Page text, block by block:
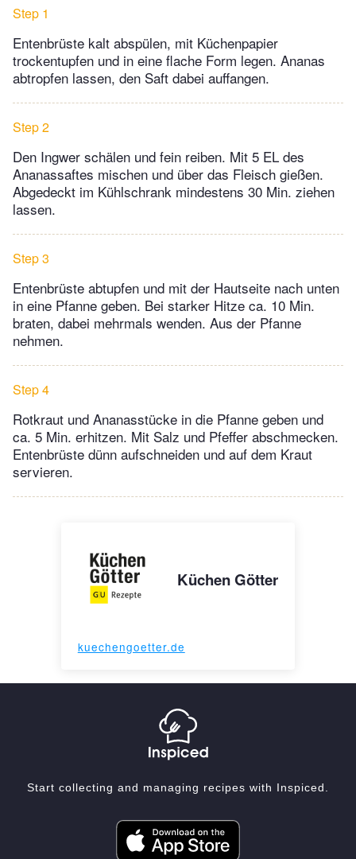
Step 1
Entenbrüste kalt abspülen, mit Küchenpapier
trockentupfen und in eine flache Form legen. Ananas
abtropfen lassen, den Saft dabei auffangen.
Step 2
Den Ingwer schälen und fein reiben. Mit 5 EL des
Ananassaftes mischen und über das Fleisch gießen.
Abgedeckt im Kühlschrank mindestens 30 Min. ziehen
lassen.
Step 3
Entenbrüste abtupfen und mit der Hautseite nach unten
in eine Pfanne geben. Bei starker Hitze ca. 10 Min.
braten, dabei mehrmals wenden. Aus der Pfanne
nehmen.
Step 4
Rotkraut und Ananasstücke in die Pfanne geben und
ca. 5 Min. erhitzen. Mit Salz und Pfeffer abschmecken.
Entenbrüste dünn aufschneiden und auf dem Kraut
servieren.
Küchen Götter
kuechengoetter.de
Start collecting and managing recipes with Inspiced.